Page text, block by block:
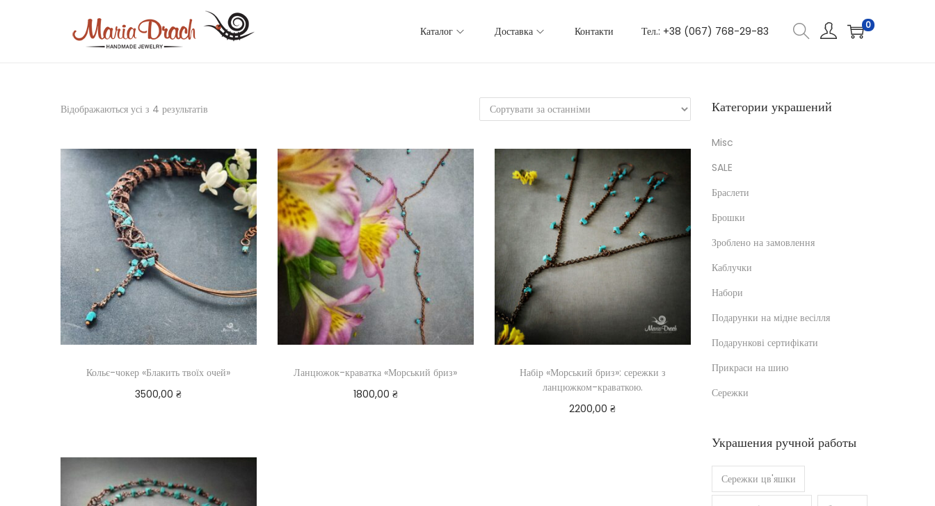
Каталог Доставка Контакти Тел.: +38 (067) 768-29-83 0
Відображаються усі з 4 результатів
Кольє-чокер «Блакить твоїх очей»
3500,00₴
Ланцюжок-краватка «Морський бриз»
1800,00 ₴
Набір «Морський бриз»: сережки з
ланцюжком-краваткою.
2200,00₴
Категории украшений
Misc
SALE
Браслети
Брошки
Зроблено на замовлення
Каблучки
Набори
Подарунки на мідне весілля
Подарункові сертифікати
Прикраси на шию
Сережки
Украшения ручной работы
Сережки цв'яшки